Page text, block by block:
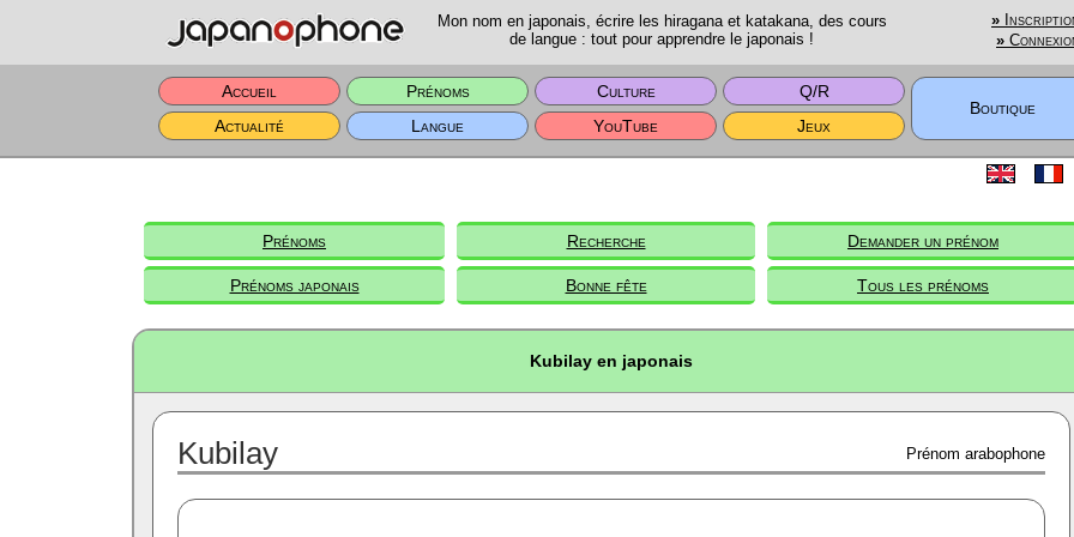
Mon nom en japonais, écrire les hiragana et katakana, des cours
de langue : tout pour apprendre le japonais !
»
»
Accueil Prénoms Culture
Q/R
Boutique
Actualité
Langue YouTube Jeux
Prénoms Recherche Demander un prénom
Prénoms japonais Bonne fête Tous les prénoms
Kubilay en japonais
Kubilay Prénom arabophone